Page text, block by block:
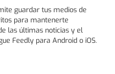
guardar tus medios de
para mantenerte
las últimas noticias y el
Feedly para Android o iOS.